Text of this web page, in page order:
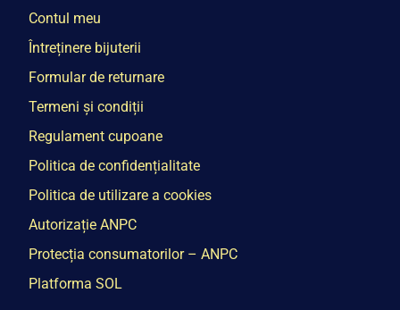
Contul meu
Întreținere bijuterii
Formular de returnare
Termeni și condiții
Regulament cupoane
Politica de confidențialitate
Politica de utilizare a cookies
Autorizație ANPC
Protecția consumatorilor – ANPC
Platforma SOL